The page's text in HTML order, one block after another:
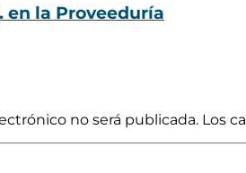
en la Proveeduría
no será publicada. Los